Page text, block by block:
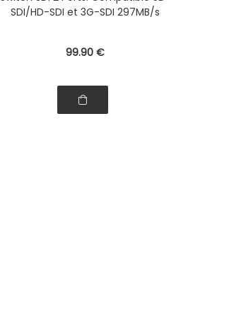
contrôle par Port COM RS232
SDI/HD-SDI et 3G-SDI 297MB/s
99.90 €